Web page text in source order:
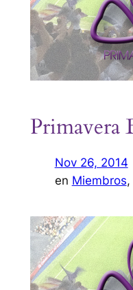
Primavera
Nov 26, 2014
en Miembros,